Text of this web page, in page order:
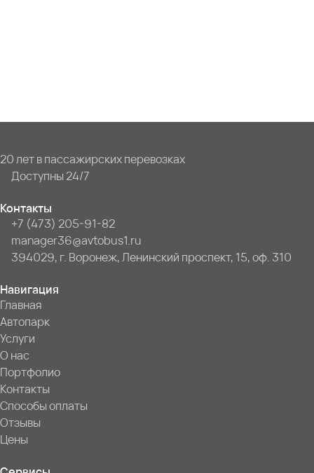
20 лет в пассажирских перевозках
Доступны 24/7
Контакты
+7 (473) 205-91-82
manager36@avtobus1.ru
394029, г. Воронеж, Ленинский проспект, 15, оф. 310
Навигация
Главная
Автопарк
Услуги
О нас
Портфолио
Контакты
Способы оплаты
Отзывы
Цены